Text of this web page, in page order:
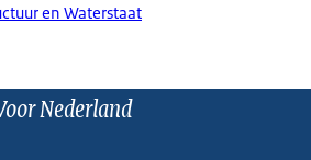
en Waterstaat
Nederland